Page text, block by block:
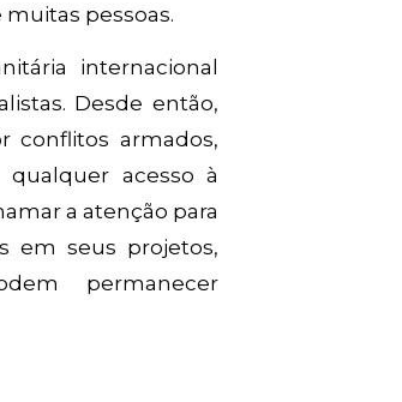
muitas pessoas.
internacional
Desde então,
conflitos armados,
qualquer acesso à
a atenção para
em seus projetos,
permanecer